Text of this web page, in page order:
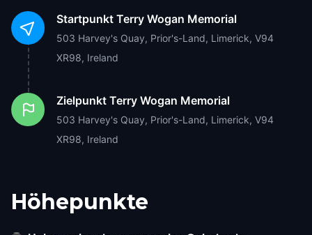
Startpunkt Terry Wogan Memorial
503 Harvey's Quay, Prior's-Land, Limerick, V94
XR98, Ireland
Zielpunkt Terry Wogan Memorial
503 Harvey's Quay, Prior's-Land, Limerick, V94
XR98, Ireland
Höhepunkte